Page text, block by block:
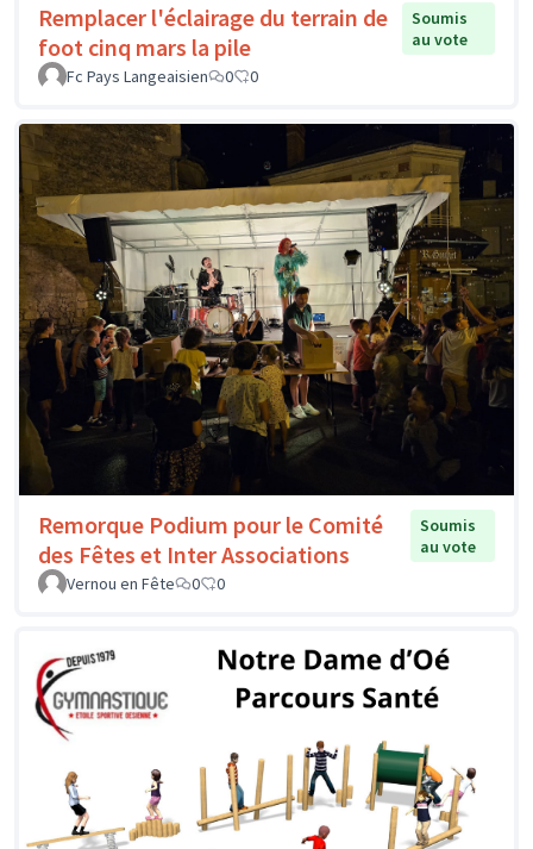
Remplacer l'éclairage du terrain de
foot cinq mars la pile
Soumis
au vote
Fc Pays Langeaisien
0 0
Remorque Podium pour le Comité
des Fêtes et Inter Associations
Soumis
au vote
Vernou en Fête
0 0